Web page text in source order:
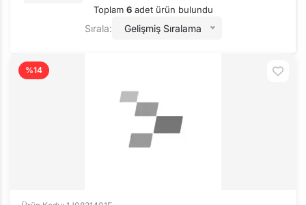
Toplam 6adet ürün bulundu
Sırala: Gelişmiş Sıralama
%14